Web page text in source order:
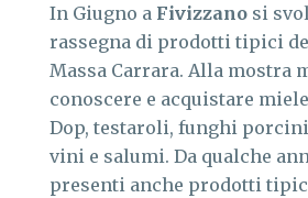
In Giugno a Fivizzano si
rassegna di prodotti tipici
Massa Carrara. Alla mostra
conoscere e acquistare
Dop, testaroli, funghi
vini e salumi. Da qualche
presenti anche prodotti